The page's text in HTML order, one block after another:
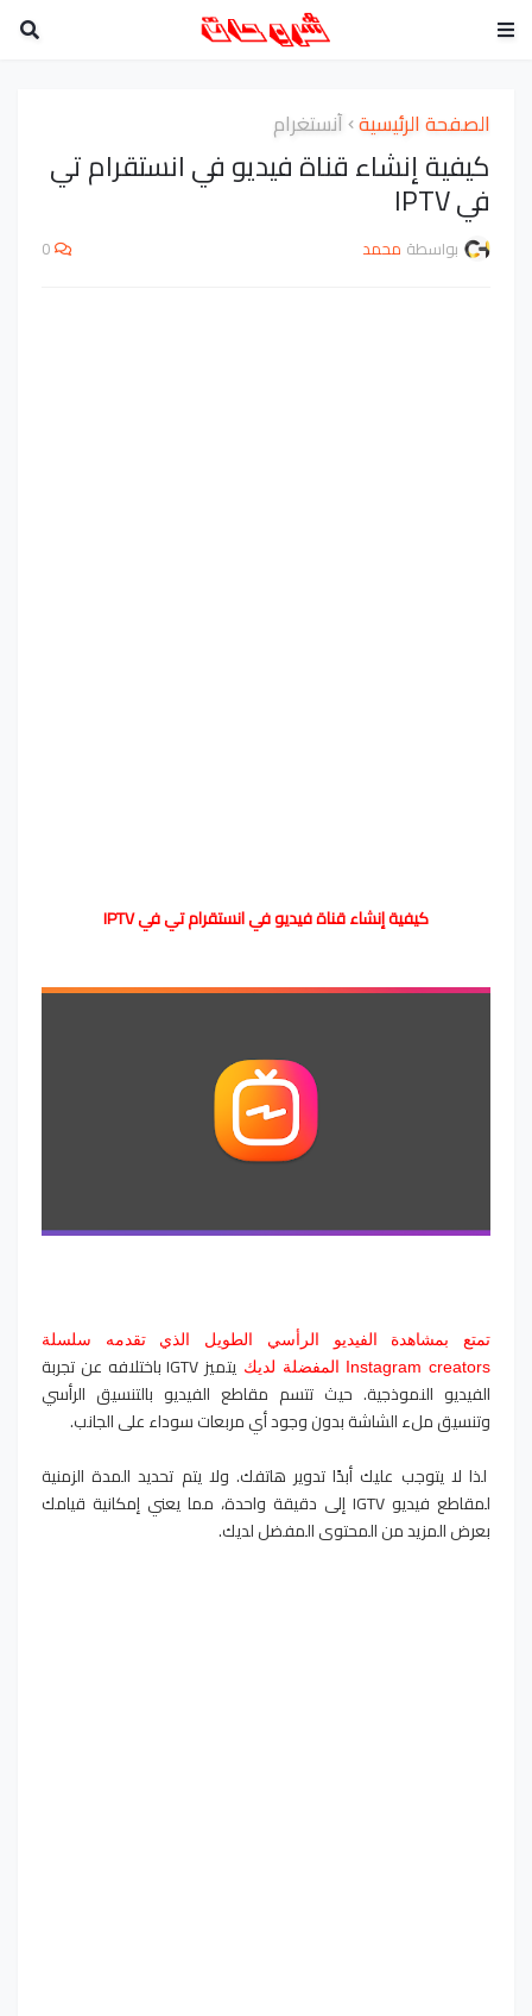
الصفحة الرئيسية أنستغرام
كيفية إنشاء قناة فيديو في انستقرام تي
في IPTV
بواسطة محمد 0
كيفية إنشاء قناة فيديو في انستقرام تي في IPTV
تمتع بمشاهدة الفيديو الرأسي الطويل الذي تقدمه سلسلة
Instagram creators المفضلة لديك
يتميز IGTV باختلافه عن تجربة
الفيديو النموذجية. حيث تتسم مقاطع الفيديو بالتنسيق الرأسي
وتنسيق ملء الشاشة بدون وجود أي مربعات سوداء على الجانب.
لذا لا يتوجب عليك أبدًا تدوير هاتفك. ولا يتم تحديد المدة الزمنية
لمقاطع فيديو IGTV إلى دقيقة واحدة، مما يعني إمكانية قيامك
بعرض المزيد من المحتوى المفضل لديك.